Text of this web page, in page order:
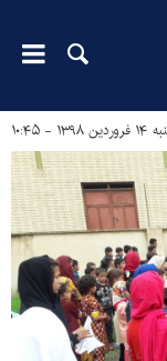
- ۱۰:۴۵